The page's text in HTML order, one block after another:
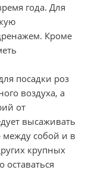
года. Для
Кроме
посадки роз
воздуха, а
от
высаживать
собой и в
крупных